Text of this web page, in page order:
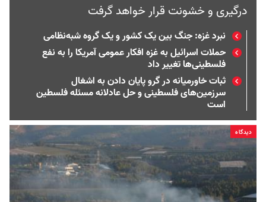
درگیری و خشونت قرار خواهد گرفت
نبرد غزه: جنگ بین یک کشور و یک گروه شبه‌نظامی
حملات اسرائیل به غزه افکار عمومی آمریکا را به نفع
فلسطینی‌ها تغییر داد
ثبات خاورمیانه در گرو پایان دادن به اشغال
سرزمین‌های فلسطینی و حل عادلانه مسئله فلسطین
است
دیدگاه